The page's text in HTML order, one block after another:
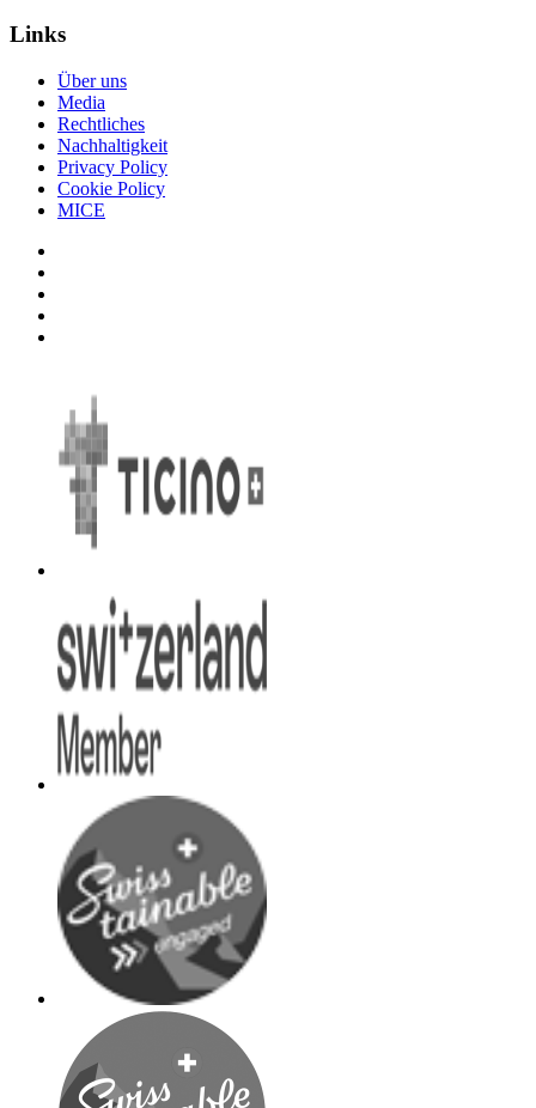
Links
Über uns
Media
Rechtliches
Nachhaltigkeit
Privacy Policy
Cookie Policy
MICE